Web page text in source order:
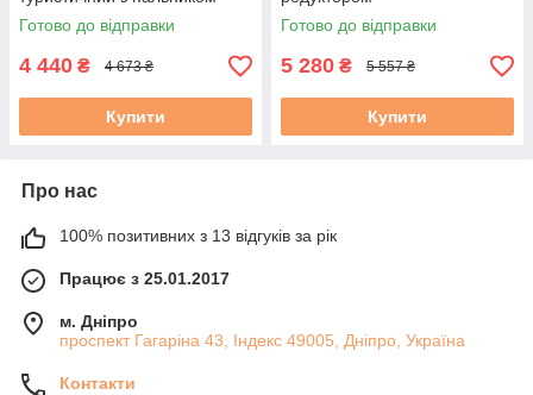
Готово до відправки
4 440 ₴ 4 673 ₴
Купити
Готово до відправки
5 280 ₴ 5 557 ₴
Купити
Про нас
100% позитивних з 13 відгуків за рік
Працює з 25.01.2017
м. Дніпро
проспект Гагаріна 43, Індекс 49005, Дніпро, Україна
Контакти